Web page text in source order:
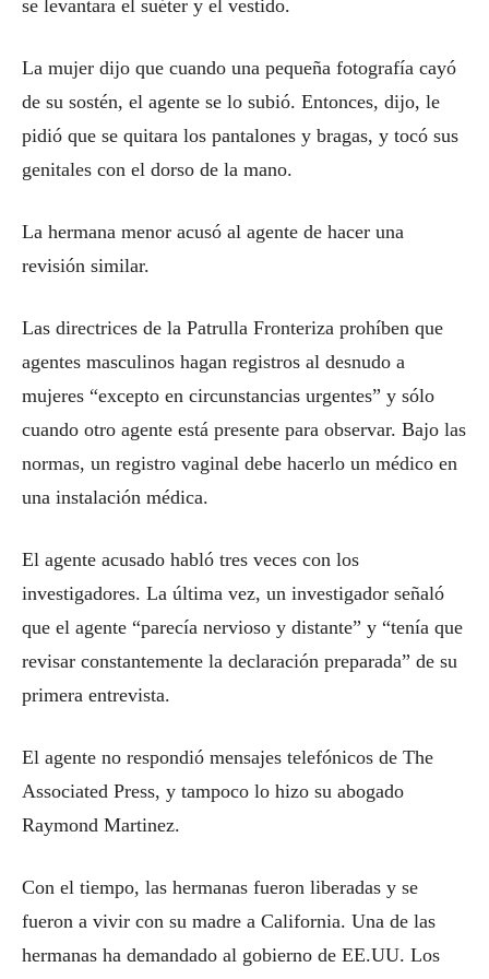
se levantara el suéter y el vestido.
La mujer dijo que cuando una pequeña fotografía cayó
de su sostén, el agente se lo subió. Entonces, dijo, le
pidió que se quitara los pantalones y bragas, y tocó sus
genitales con el dorso de la mano.
La hermana menor acusó al agente de hacer una
revisión similar.
Las directrices de la Patrulla Fronteriza prohíben que
agentes masculinos hagan registros al desnudo a
mujeres “excepto en circunstancias urgentes” y sólo
cuando otro agente está presente para observar. Bajo las
normas, un registro vaginal debe hacerlo un médico en
una instalación médica.
El agente acusado habló tres veces con los
investigadores. La última vez, un investigador señaló
que el agente “parecía nervioso y distante” y “tenía que
revisar constantemente la declaración preparada” de su
primera entrevista.
El agente no respondió mensajes telefónicos de The
Associated Press, y tampoco lo hizo su abogado
Raymond Martinez.
Con el tiempo, las hermanas fueron liberadas y se
fueron a vivir con su madre a California. Una de las
hermanas ha demandado al gobierno de EE.UU. Los